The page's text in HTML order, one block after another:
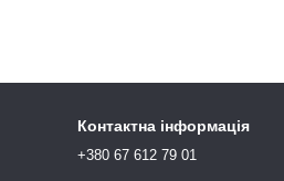
Контактна інформація
+380 67 612 79 01